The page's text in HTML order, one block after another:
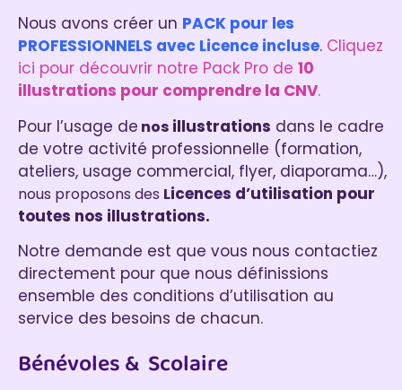
Nous avons créer un PACK pour les
PROFESSIONNELS avec Licence incluse. Cliquez
ici pour découvrir notre Pack Pro de 10
illustrations pour comprendre la CNV.
Pour l’usage de nos illustrations dans le cadre
de votre activité professionnelle (formation,
ateliers, usage commercial, flyer, diaporama…),
nous proposons des Licences d’utilisation pour
toutes nos illustrations.
Notre demande est que vous nous contactiez
directement pour que nous définissions
ensemble des conditions d’utilisation au
service des besoins de chacun.
Bénévoles & Scolaire